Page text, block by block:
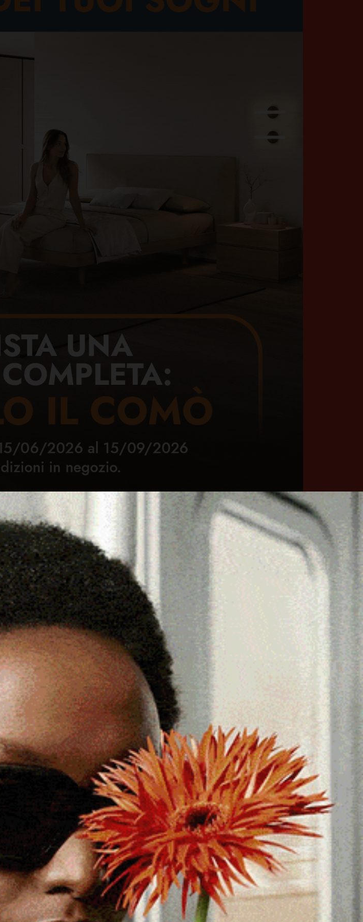
Sport Cultura Rubriche Necrologie
Numeri
utili
Contatti
ITALIA:
Giuseppe Talanas,
Cerca
Cerca
Facebook
ThreadsInstagram
X YouTube